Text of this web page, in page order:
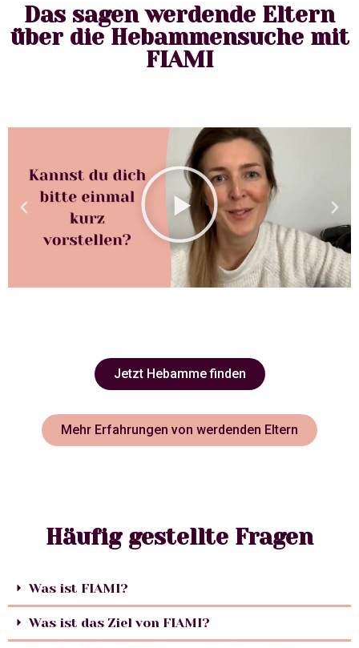
Das sagen werdende Eltern
über die Hebammensuche mit
FIAMI
Jetzt Hebamme finden
Mehr Erfahrungen von werdenden Eltern
Häufig gestellte Fragen
Was ist FIAMI?
Was ist das Ziel von FIAMI?